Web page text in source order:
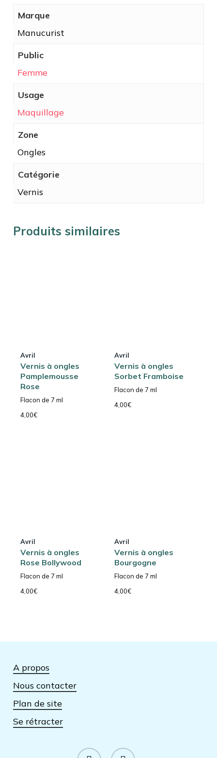
Marque
Manucurist
Public
Femme
Usage
Maquillage
Zone
Ongles
Catégorie
Vernis
Produits similaires
Avril
Vernis à ongles
Pamplemousse
Rose
Flacon de 7 ml
4,00€
Avril
Vernis à ongles
Sorbet Framboise
Flacon de 7 ml
4,00€
Avril
Vernis à ongles
Rose Bollywood
Flacon de 7 ml
4,00€
Avril
Vernis à ongles
Bourgogne
Flacon de 7 ml
4,00€
A propos
Nous contacter
Plan de site
Se rétracter
facebook instagram